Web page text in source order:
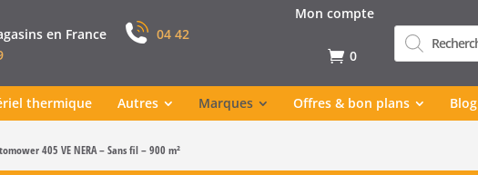
en France
04 42
Mon compte
0
Recherche
de
produits
thermique Autres Marques Offres & bon plans Blog
405 VE NERA – Sans fil – 900 m²